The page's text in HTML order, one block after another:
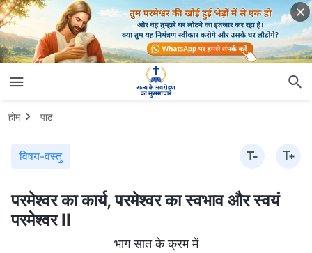
होम पाठ
विषय-वस्तु
परमेश्वर का कार्य, परमेश्वर का स्वभाव और स्वयं
परमेश्वर II
भाग सात के क्रम में